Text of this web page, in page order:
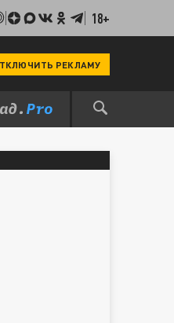
18+
РЕКЛАМУ